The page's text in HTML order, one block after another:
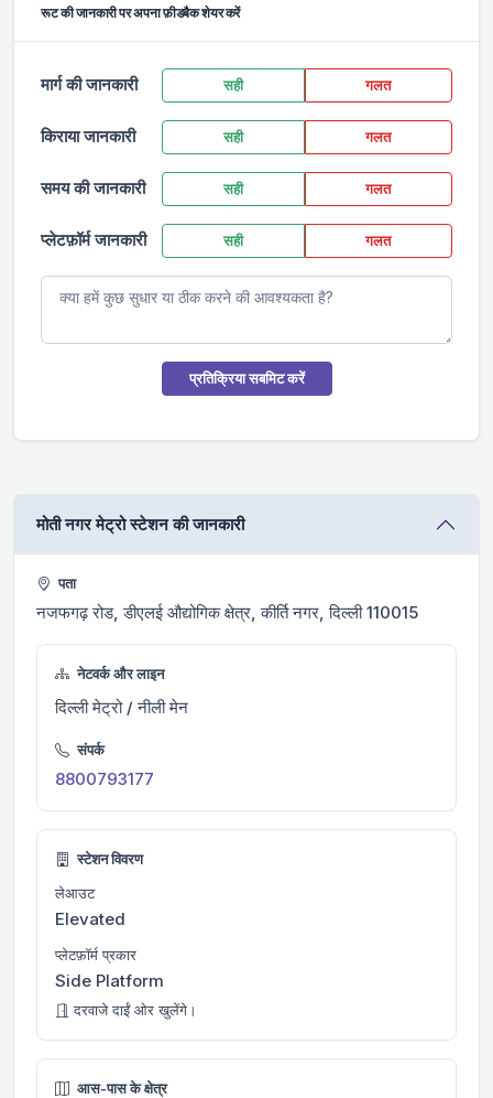
रूट की जानकारी पर अपना फ़ीडबैक शेयर करें
मार्ग की जानकारी सही गलत
किराया जानकारी सही गलत
समय की जानकारी सही गलत
प्लेटफ़ॉर्म जानकारी सही गलत
प्रतिक्रिया सबमिट करें
मोती नगर मेट्रो स्टेशन की जानकारी
पता
नजफगढ़ रोड, डीएलई औद्योगिक क्षेत्र, कीर्ति नगर, दिल्ली 110015
नेटवर्क और लाइन
दिल्ली मेट्रो / नीली मेन
संपर्क
8800793177
स्टेशन विवरण
लेआउट
Elevated
प्लेटफ़ॉर्म प्रकार
Side Platform
दरवाजे दाईं ओर खुलेंगे।
आस-पास के क्षेत्र